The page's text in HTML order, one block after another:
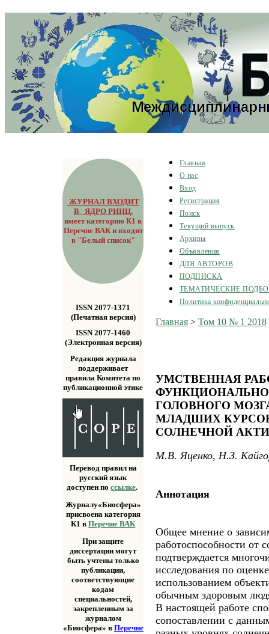
ЖУРНАЛ ВХОДИТ
В ЯДРО РИНЦ,
имеет категорию К1 в
Перечне ВАК и входит
в "Белый список"
ISSN 2077-1371
(Печатная версия)
ISSN 2077-1460
(Электронная версия)
Редакция журнала
поддерживает
правила Комитета по
публикационной этике
Перевод правил на
русский язык
доступен поссылке.
Журналу«Биосфера»
присвоена категория
К1 вПеречне ВАК
При защите
диссертации могут
быть учтены только
публикации,
соответствующие
кодам
специальностей,
закрепленным за
журналом
«Биосфера» в Перечне
Главная
О нас
Вход
Регистрация
Поиск
Текущий выпуск
Архивы
Объявления
ДЛЯ АВТОРОВ
ПОДПИСКА
ТЕМАТИЧЕСКИЕ
Политика
Главная> Том 10 № 1 2018
УМСТВЕННАЯ
ГОЛОВНОГО
МЛАДШИХ
СОЛНЕЧНОЙ
М.В. Яценко, Н.З.
Аннотация
Общее мнение о
работоспособности от
подтверждается
исследования по
использованием
обычным здоровым
В настоящей работе
сопоставлении с